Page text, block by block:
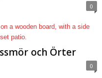
0
och Örter
0